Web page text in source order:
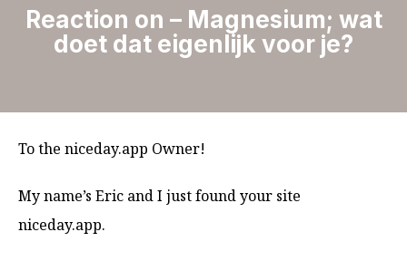
Reaction on – Magnesium; wat
doet dat eigenlijk voor je?
To the niceday.app Owner!
My name’s Eric and I just found your site
niceday.app.